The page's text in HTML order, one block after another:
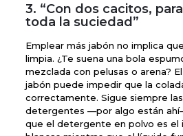
3. “Con dos cacitos,
toda la suciedad”
Emplear más jabón no implica
limpia. ¿Te suena una bola
mezclada con pelusas o arena?
jabón puede impedir que la
correctamente. Sigue siempre
detergentes —por algo están
que el detergente en polvo es el